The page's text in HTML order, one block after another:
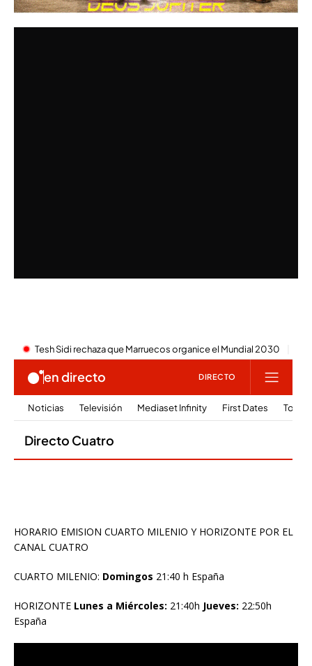
HORARIO EMISION CUARTO MILENIO Y HORIZONTE POR EL
CANAL CUATRO
CUARTO MILENIO: Domingos 21:40 h España
HORIZONTE Lunes a Miércoles: 21:40h Jueves: 22:50h
España